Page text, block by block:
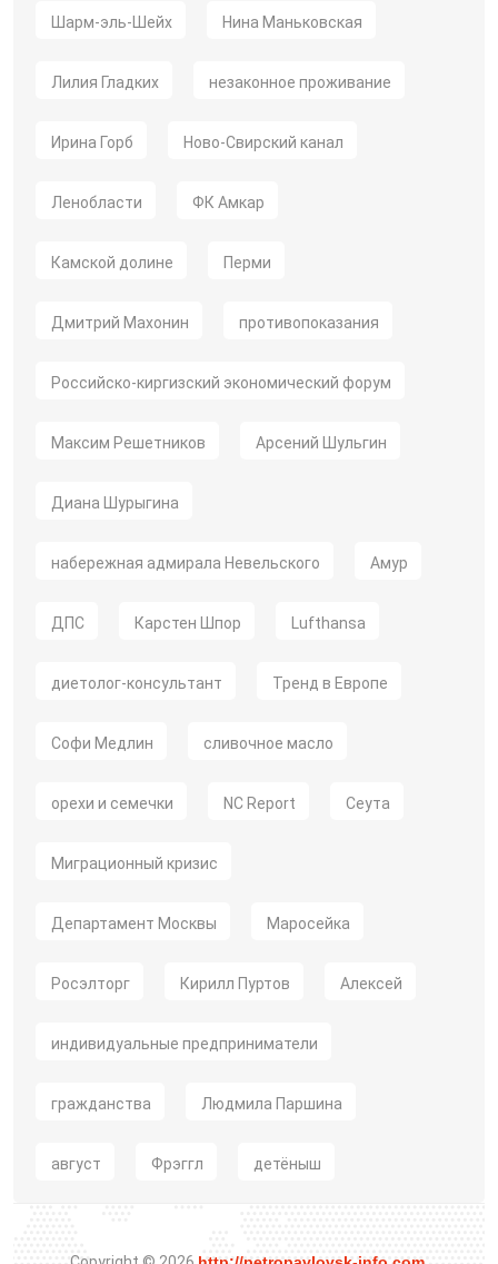
Шарм-эль-Шейх Нина Маньковская
Лилия Гладких незаконное проживание
Ирина Горб Ново-Свирский канал
Ленобласти ФК Амкар
Камской долине Перми
Дмитрий Махонин противопоказания
Российско-киргизский экономический форум
Максим Решетников Арсений Шульгин
Диана Шурыгина
набережная адмирала Невельского Амур
ДПС Карстен Шпор Lufthansa
диетолог-консультант Тренд в Европе
Софи Медлин сливочное масло
орехи и семечки NC Report Сеута
Миграционный кризис
Департамент Москвы Маросейка
Росэлторг Кирилл Пуртов Алексей
индивидуальные предприниматели
гражданства Людмила Паршина
август Фрэггл детёныш